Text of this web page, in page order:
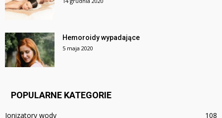
Hemoroidy wypadające
5 maja 2020
POPULARNE KATEGORIE
Jonizatory wody 108